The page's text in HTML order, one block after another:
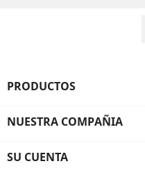
PRODUCTOS
NUESTRA COMPAÑIA
SU CUENTA